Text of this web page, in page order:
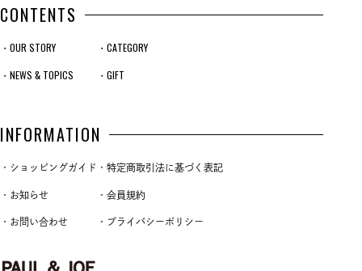
CONTENTS
・OUR STORY
・NEWS & TOPICS
・CATEGORY
・GIFT
INFORMATION
・ショッピングガイド
・お知らせ
・お問い合わせ
・特定商取引法に基づく表記
・会員規約
・プライバシーポリシー